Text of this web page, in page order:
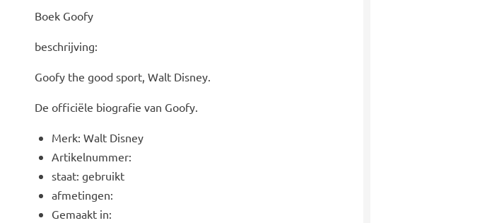
Boek Goofy
beschrijving:
Goofy the good sport, Walt Disney.
De officiële biografie van Goofy.
Merk: Walt Disney
Artikelnummer:
staat: gebruikt
afmetingen:
Gemaakt in: